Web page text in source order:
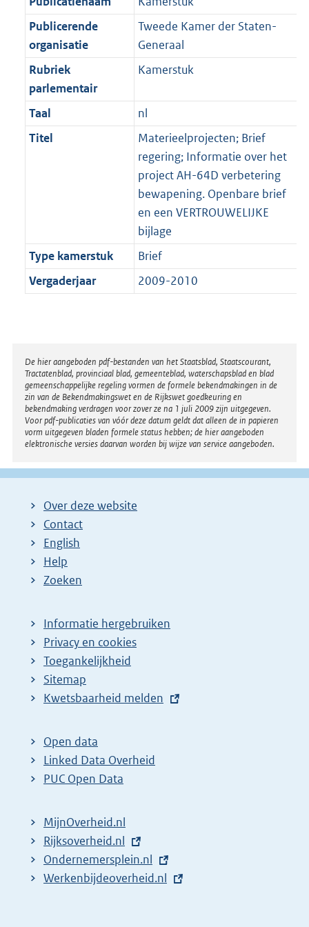
Publicerende
organisatie
Tweede Kamer der Staten-
Generaal
Rubriek
parlementair
Kamerstuk
Taal
nl
Titel
Materieelprojecten; Brief
regering; Informatie over het
project AH-64D verbetering
bewapening. Openbare brief
en een VERTROUWELIJKE
bijlage
Type kamerstuk
Brief
Vergaderjaar
2009-2010
Disclaimer
De hier aangeboden pdf-bestanden van het Staatsblad, Staatscourant,
Tractatenblad, provinciaal blad, gemeenteblad, waterschapsblad en blad
gemeenschappelijke regeling vormen de formele bekendmakingen in de
zin van de Bekendmakingswet en de Rijkswet goedkeuring en
bekendmaking verdragen voor zover ze na 1 juli 2009 zijn uitgegeven.
Voor pdf-publicaties van vóór deze datum geldt dat alleen de in papieren
vorm uitgegeven bladen formele status hebben; de hier aangeboden
elektronische versies daarvan worden bij wijze van service aangeboden.
Over deze website
Contact
English
Help
Zoeken
Informatie hergebruiken
Privacy en cookies
Toegankelijkheid
Sitemap
E
t
e
r
l
i
n
k
Kwetsbaarheid melden
Open data
Linked Data Overheid
PUC Open Data
MijnOverheid.nl
E
x
t
Rijksoverheid.nl
E
x
Ondernemersplein.nl
E
Werkenbijdeoverheid.nl